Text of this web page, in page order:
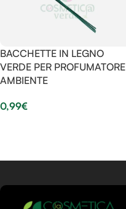
BACCHETTE IN LEGNO
VERDE PER PROFUMATORE
AMBIENTE
0,99€